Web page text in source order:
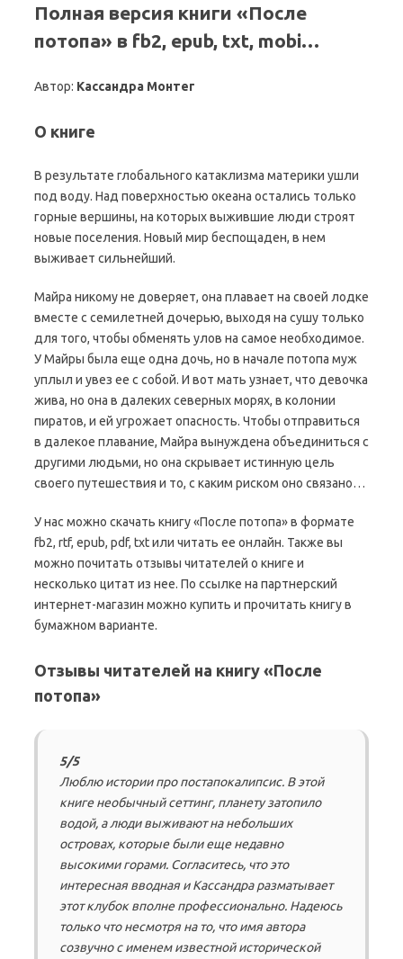
Полная версия книги «После
потопа» в fb2, epub, txt, mobi…
Автор: Кассандра Монтег
О книге
В результате глобального катаклизма материки ушли
под воду. Над поверхностью океана остались только
горные вершины, на которых выжившие люди строят
новые поселения. Новый мир беспощаден, в нем
выживает сильнейший.
Майра никому не доверяет, она плавает на своей лодке
вместе с семилетней дочерью, выходя на сушу только
для того, чтобы обменять улов на самое необходимое.
У Майры была еще одна дочь, но в начале потопа муж
уплыл и увез ее с собой. И вот мать узнает, что девочка
жива, но она в далеких северных морях, в колонии
пиратов, и ей угрожает опасность. Чтобы отправиться
в далекое плавание, Майра вынуждена объединиться с
другими людьми, но она скрывает истинную цель
своего путешествия и то, с каким риском оно связано…
У нас можно скачать книгу «После потопа» в формате
fb2, rtf, epub, pdf, txt или читать ее онлайн. Также вы
можно почитать отзывы читателей о книге и
несколько цитат из нее. По ссылке на партнерский
интернет-магазин можно купить и прочитать книгу в
бумажном варианте.
Отзывы читателей на книгу «После
потопа»
5/5
Люблю истории про постапокалипсис. В этой
книге необычный сеттинг, планету затопило
водой, а люди выживают на небольших
островах, которые были еще недавно
высокими горами. Согласитесь, что это
интересная вводная и Кассандра разматывает
этот клубок вполне профессионально. Надеюсь
только что несмотря на то, что имя автора
созвучно с именем известной исторической